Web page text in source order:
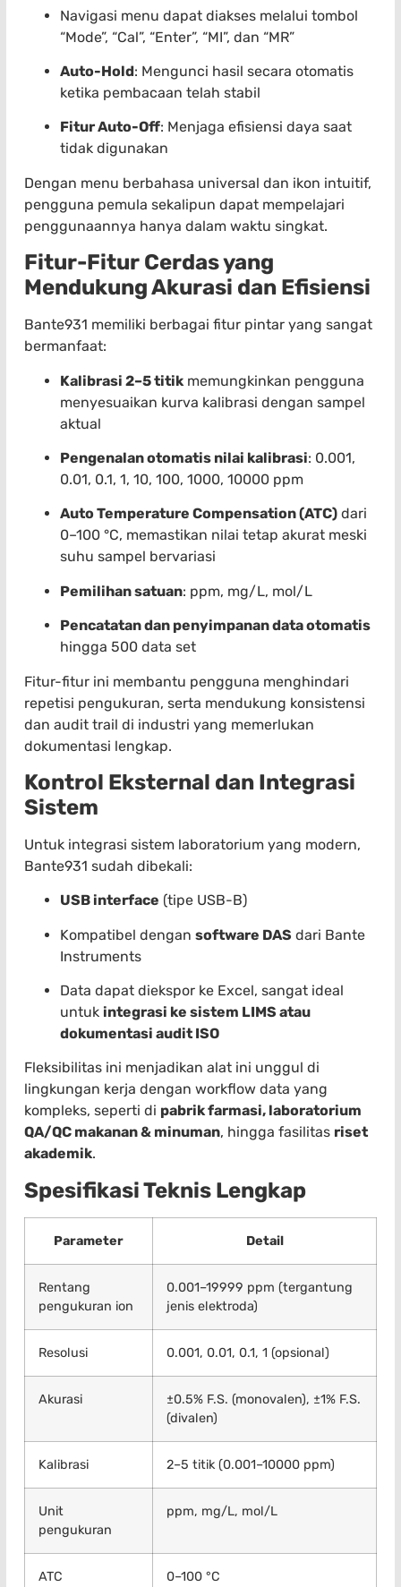
Navigasi menu dapat diakses melalui tombol
“Mode”, “Cal”, “Enter”, “MI”, dan “MR”
Auto-Hold: Mengunci hasil secara otomatis
ketika pembacaan telah stabil
Fitur Auto-Off: Menjaga efisiensi daya saat
tidak digunakan
Dengan menu berbahasa universal dan ikon intuitif,
pengguna pemula sekalipun dapat mempelajari
penggunaannya hanya dalam waktu singkat.
Fitur-Fitur Cerdas yang
Mendukung Akurasi dan Efisiensi
Bante931 memiliki berbagai fitur pintar yang sangat
bermanfaat:
Kalibrasi 2–5 titik memungkinkan pengguna
menyesuaikan kurva kalibrasi dengan sampel
aktual
Pengenalan otomatis nilai kalibrasi: 0.001,
0.01, 0.1, 1, 10, 100, 1000, 10000 ppm
Auto Temperature Compensation (ATC) dari
0–100 °C, memastikan nilai tetap akurat meski
suhu sampel bervariasi
Pemilihan satuan: ppm, mg/L, mol/L
Pencatatan dan penyimpanan data otomatis
hingga 500 data set
Fitur-fitur ini membantu pengguna menghindari
repetisi pengukuran, serta mendukung konsistensi
dan audit trail di industri yang memerlukan
dokumentasi lengkap.
Kontrol Eksternal dan Integrasi
Sistem
Untuk integrasi sistem laboratorium yang modern,
Bante931 sudah dibekali:
USB interface (tipe USB-B)
Kompatibel dengan software DAS dari Bante
Instruments
Data dapat diekspor ke Excel, sangat ideal
untuk integrasi ke sistem LIMS atau
dokumentasi audit ISO
Fleksibilitas ini menjadikan alat ini unggul di
lingkungan kerja dengan workflow data yang
kompleks, seperti di pabrik farmasi, laboratorium
QA/QC makanan & minuman, hingga fasilitas riset
akademik.
Spesifikasi Teknis Lengkap
Parameter Detail
Rentang
pengukuran ion
0.001–19999 ppm (tergantung
jenis elektroda)
Resolusi 0.001, 0.01, 0.1, 1 (opsional)
Akurasi
±0.5% F.S. (monovalen), ±1% F.S.
(divalen)
Kalibrasi 2–5 titik (0.001–10000 ppm)
Unit
pengukuran
ppm, mg/L, mol/L
ATC 0–100 °C